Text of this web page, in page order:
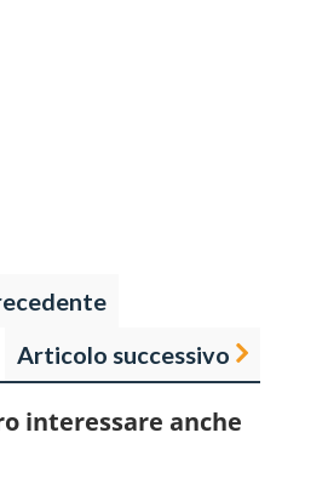
Articolo successivo
interessare anche